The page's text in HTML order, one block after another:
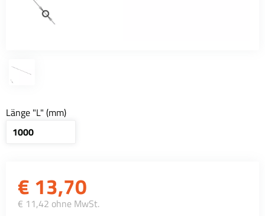
Länge "L" (mm)
€ 13,70
€ 11,42 ohne MwSt.